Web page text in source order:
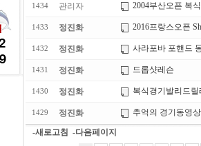
1434 관리자 2004부산오픈 복
1433 정진화 2016프랑스오픈
1432 정진화 사라포바 포핸드
1431 정진화 드롭샷레슨
1430 정진화 복식경기발리드릴
1429 정진화 추억의 경기동영
-새로고침 -다음페이지